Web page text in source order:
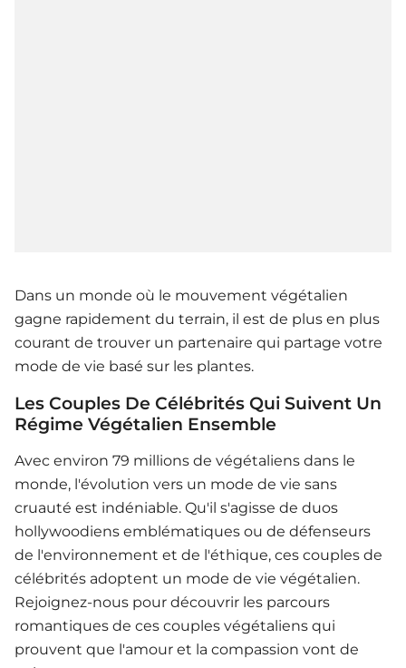
Dans un monde où le mouvement végétalien
gagne rapidement du terrain, il est de plus en plus
courant de trouver un partenaire qui partage votre
mode de vie basé sur les plantes.
Les Couples De Célébrités Qui Suivent Un
Régime Végétalien Ensemble
Avec environ 79 millions de végétaliens dans le
monde, l'évolution vers un mode de vie sans
cruauté est indéniable. Qu'il s'agisse de duos
hollywoodiens emblématiques ou de défenseurs
de l'environnement et de l'éthique, ces couples de
célébrités adoptent un mode de vie végétalien.
Rejoignez-nous pour découvrir les parcours
romantiques de ces couples végétaliens qui
prouvent que l'amour et la compassion vont de